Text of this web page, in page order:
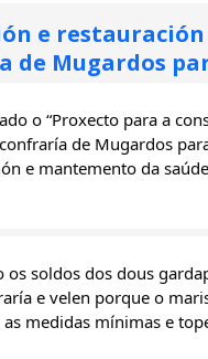
e
Mugardos
o “Proxecto para a
de Mugardos
e mantemento da
soldos dos dous
e velen porque o
medidas mínimas e